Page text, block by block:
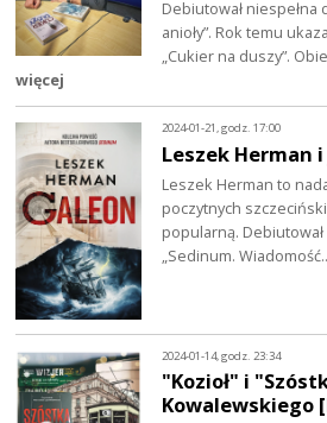
Debiutował niespełna
anioły”. Rok temu
„Cukier na duszy”.
więcej
2024-01-21, godz. 17:00
Leszek Herman
Leszek Herman to
poczytnych
popularną.
„Sedinum.
2024-01-14, godz. 23:34
"Kozioł" i
Kowalewskiego